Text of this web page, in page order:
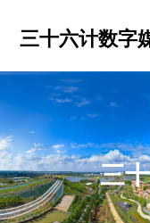
content
三十六计数字
三